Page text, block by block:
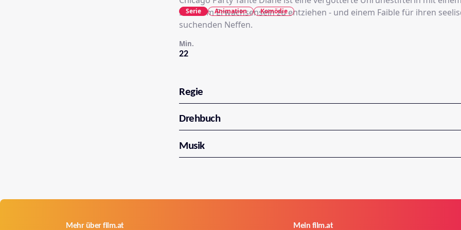
sich dem Erwachsensein zu entziehen - und einem Faible für ihren
suchenden Neffen.
22
Min.
Serie Animation Komödie
Regie
Drehbuch
Musik
Mehr über film.at Mein film.at